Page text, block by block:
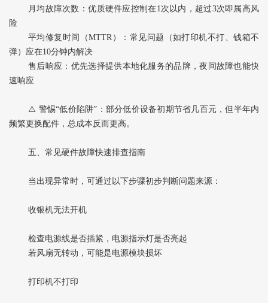
月均故障次数‌：优质硬件应控制在1次以内，超过3次即属高风
险
平均修复时间（MTTR）‌：常见问题（如打印机不打、钱箱不
弹）应在10分钟内解决
售后响应‌：优先选择提供本地化服务的品牌，夜间故障也能快
速响应
⚠️ 警惕“低价陷阱”：部分低价设备初期节省几百元，但半年内
频繁更换配件，总成本反而更高。
五、常见硬件故障快速排查指南
当出现异常时，可通过以下步骤初步判断问题来源：
收银机无法开机‌
检查电源线是否插紧，电源指示灯是否亮起
若风扇无转动，可能是电源模块损坏
打印机不打印‌